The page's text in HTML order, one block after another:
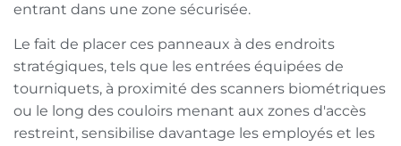
entrant dans une zone sécurisée.
Le fait de placer ces panneaux à des endroits
stratégiques, tels que les entrées équipées de
tourniquets, à proximité des scanners biométriques
ou le long des couloirs menant aux zones d'accès
restreint, sensibilise davantage les employés et les